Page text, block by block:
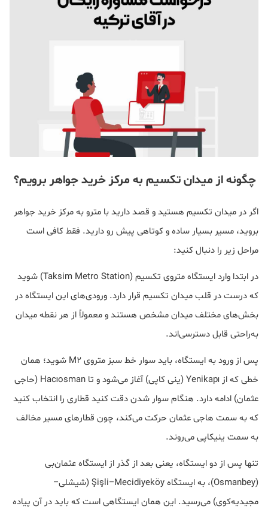
چگونه از میدان تکسیم به مرکز خرید جواهر برویم؟
اگر در میدان تکسیم هستید و قصد دارید با مترو به مرکز خرید جواهر
بروید، مسیر بسیار ساده و کوتاهی پیش‌ رو دارید. فقط کافی است
مراحل زیر را دنبال کنید:
در ابتدا وارد ایستگاه متروی تکسیم (Taksim Metro Station) شوید
که درست در قلب میدان تکسیم قرار دارد. ورودی‌های این ایستگاه در
بخش‌های مختلف میدان مشخص هستند و معمولاً از هر نقطه میدان
به‌راحتی قابل دسترسی‌اند.
پس از ورود به ایستگاه، باید سوار خط سبز متروی M2 شوید؛ همان
خطی که از Yenikapı (ینی کاپی) آغاز می‌شود و تا Hacıosman (حاجی
عثمان) ادامه دارد. هنگام سوار شدن دقت کنید قطاری را انتخاب کنید
که به سمت هاجی عثمان حرکت می‌کند، چون قطارهای مسیر مخالف
به سمت ینیکاپی می‌روند.
تنها پس از دو ایستگاه، یعنی بعد از گذر از ایستگاه عثمان‌بی
(Osmanbey)، به ایستگاه Şişli–Mecidiyeköy (شیشلی–
مجیدیه‌کوی) می‌رسید. این همان ایستگاهی است که باید در آن پیاده